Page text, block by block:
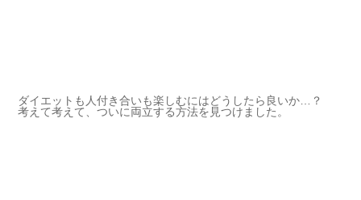
ダイエットも人付き合いも楽しむにはどうしたら良いか…？
考えて考えて、ついに両立する方法を見つけました。